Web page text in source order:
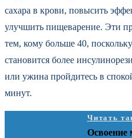
сахара в крови, повысить
улучшить пищеварение. Эти
тем, кому больше 40,
становится более
или ужина пройдитесь в
минут.
Читать
Освоение